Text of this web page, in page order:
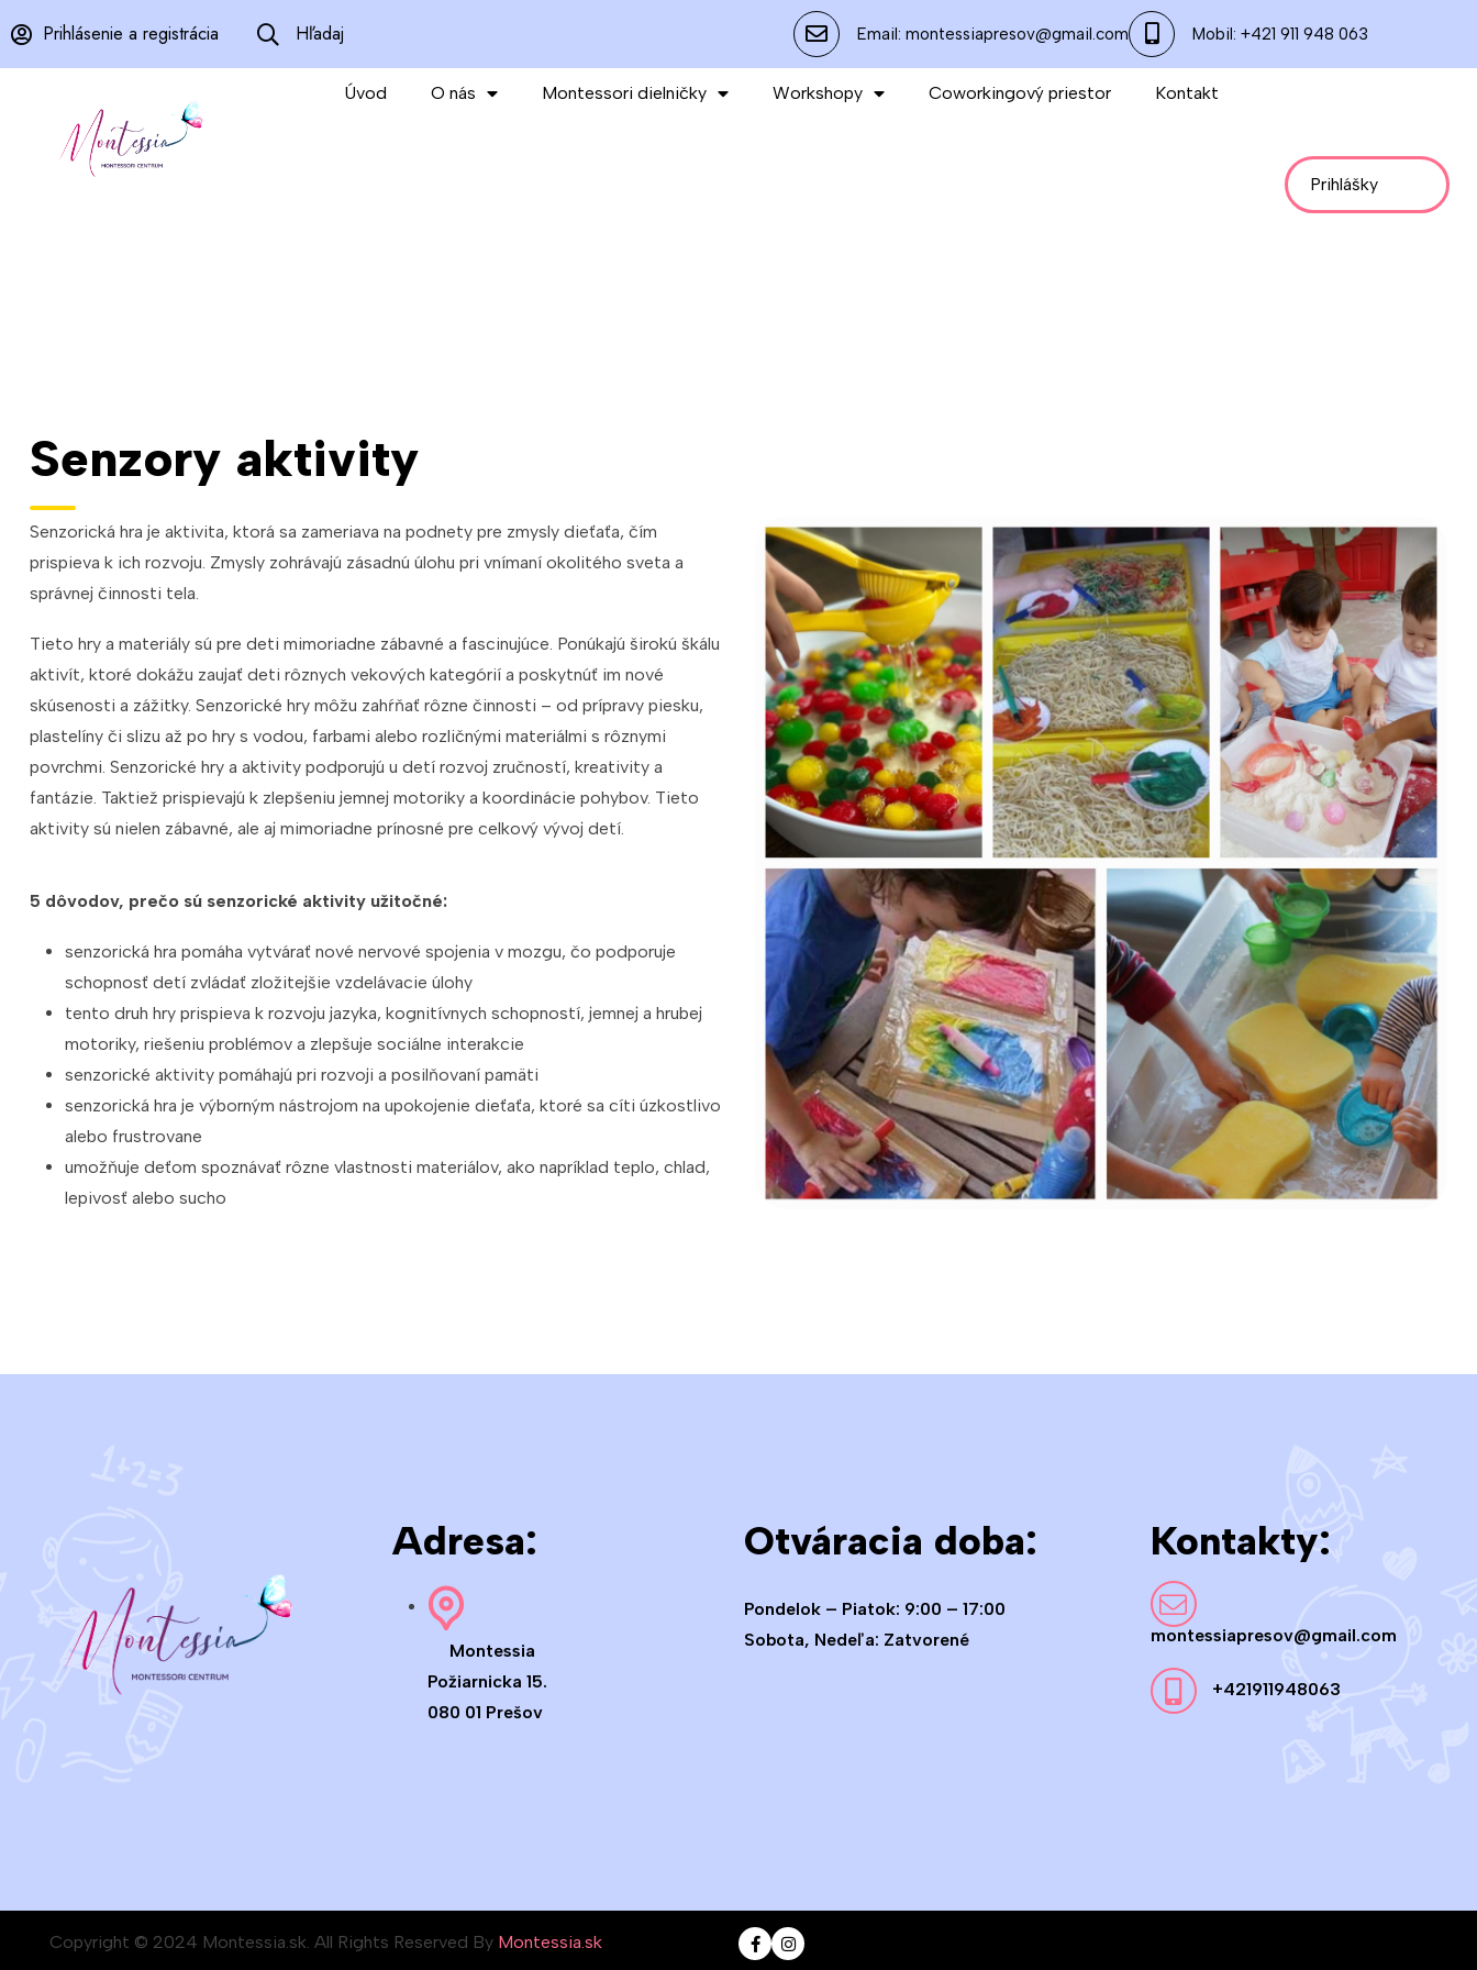
Prihlásenie a registrácia Hľadaj Email: montessiapresov@gmail.com Mobil: +421 911 948 063
Úvod O nás Montessori dielničky Workshopy Coworkingový priestor Kontakt
Prihlášky
Senzory aktivity
Senzorická hra je aktivita, ktorá sa zameriava na podnety pre zmysly dieťaťa, čím
prispieva k ich rozvoju. Zmysly zohrávajú zásadnú úlohu pri vnímaní okolitého sveta a
správnej činnosti tela.
Tieto hry a materiály sú pre deti mimoriadne zábavné a fascinujúce. Ponúkajú širokú škálu
aktivít, ktoré dokážu zaujať deti rôznych vekových kategórií a poskytnúť im nové
skúsenosti a zážitky. Senzorické hry môžu zahŕňať rôzne činnosti – od prípravy piesku,
plastelíny či slizu až po hry s vodou, farbami alebo rozličnými materiálmi s rôznymi
povrchmi. Senzorické hry a aktivity podporujú u detí rozvoj zručností, kreativity a
fantázie. Taktiež prispievajú k zlepšeniu jemnej motoriky a koordinácie pohybov. Tieto
aktivity sú nielen zábavné, ale aj mimoriadne prínosné pre celkový vývoj detí.
5 dôvodov, prečo sú senzorické aktivity užitočné:
senzorická hra pomáha vytvárať nové nervové spojenia v mozgu, čo podporuje
schopnosť detí zvládať zložitejšie vzdelávacie úlohy
tento druh hry prispieva k rozvoju jazyka, kognitívnych schopností, jemnej a hrubej
motoriky, riešeniu problémov a zlepšuje sociálne interakcie
senzorické aktivity pomáhajú pri rozvoji a posilňovaní pamäti
senzorická hra je výborným nástrojom na upokojenie dieťaťa, ktoré sa cíti úzkostlivo
alebo frustrovane
umožňuje deťom spoznávať rôzne vlastnosti materiálov, ako napríklad teplo, chlad,
lepivosť alebo sucho
Adresa:
Montessia
Požiarnicka 15.
080 01 Prešov
Otváracia doba:
Pondelok – Piatok: 9:00 – 17:00
Sobota, Nedeľa: Zatvorené
Kontakty:
montessiapresov@gmail.com
+421911948063
Copyright © 2024 Montessia.sk. All Rights Reserved By Montessia.sk